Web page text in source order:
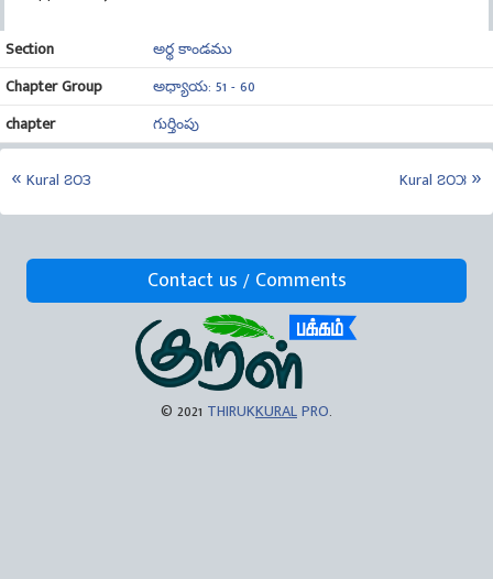
Section
అర్థ కాండము
Chapter Group
అధ్యాయ: 51 - 60
chapter
గుర్తింపు
Kural ౭౦౩ Kural ౭౦౫
Contact us / Comments
© 2021 THIRUKKURALPRO.